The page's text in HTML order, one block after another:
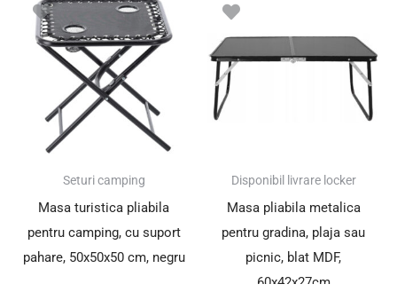
Seturi camping
Masa turistica pliabila
pentru camping, cu suport
pahare, 50x50x50 cm, negru
Disponibil livrare locker
Masa pliabila metalica
pentru gradina, plaja sau
picnic, blat MDF,
60x42x27cm